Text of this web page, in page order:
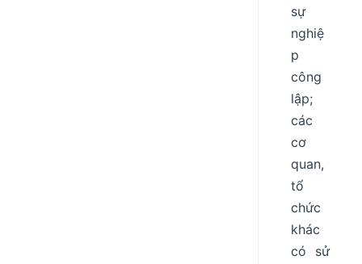
sự
nghiệ
p
công
lập;
các
cơ
quan,
tổ
chức
khác
có sử